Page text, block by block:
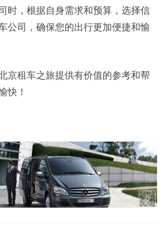
时，根据自身需求和预算，选择信
公司，确保您的出行更加便捷和愉
租车之旅提供有价值的参考和帮
快！